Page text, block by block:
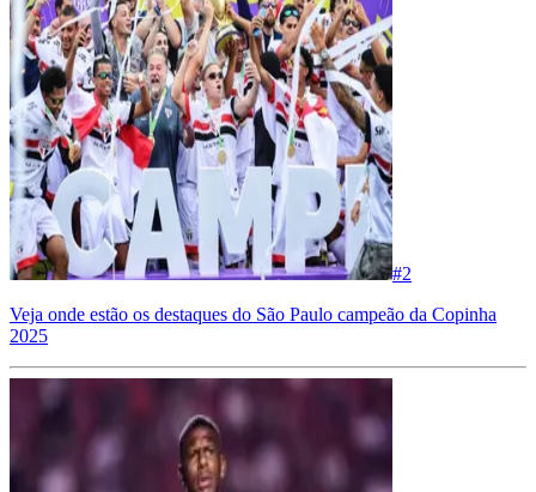
#2
Veja onde estão os destaques do São Paulo campeão da Copinha
2025